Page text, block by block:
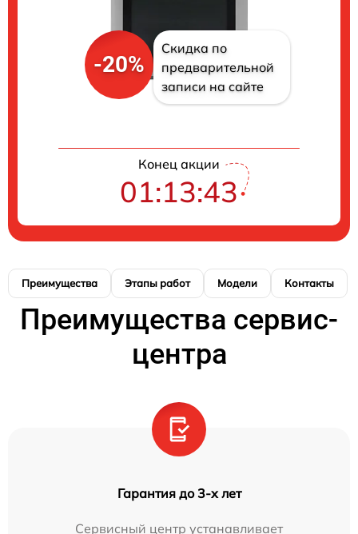
-20%
Скидка по
предварительной
записи на сайте
Конец акции
01:13:42
Преимущества Этапы работ Модели Контакты
Преимущества сервис-
центра
Гарантия до 3-х лет
Сервисный центр устанавливает